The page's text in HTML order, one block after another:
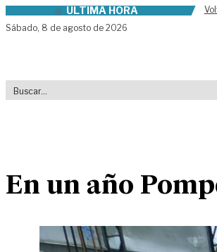
Skip to contentÚLTIMA HORA
Sábado, 8 de agosto de 2026
En un año